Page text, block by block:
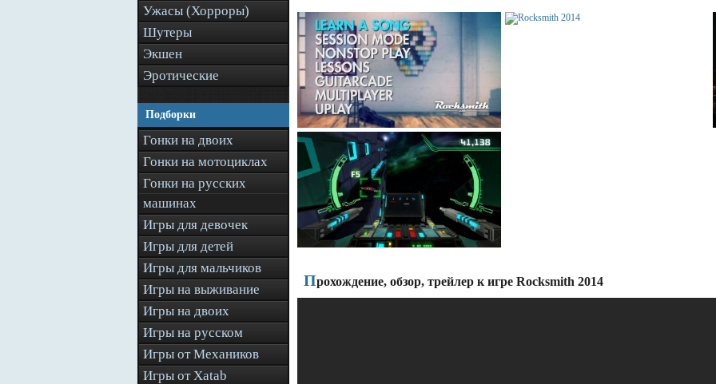
Ужасы (Хорроры)
Шутеры
Экшен
Эротические
Подборки
Гонки на двоих
Гонки на мотоциклах
Гонки на русских
машинах
Игры для девочек
Игры для детей
Игры для мальчиков
Игры на выживание
Игры на двоих
Игры на русском
Игры от Механиков
Игры от Xatab
Прохождение, обзор, трейлер к игре Rocksmith 2014